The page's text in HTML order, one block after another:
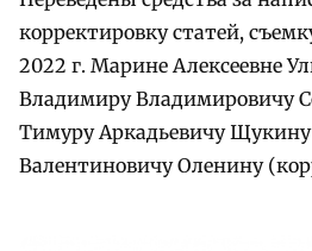
корректировку статей,
2022 г. Марине Алексеевне
Владимиру Владимировичу
Тимуру Аркадьевичу
Валентиновичу Оленину